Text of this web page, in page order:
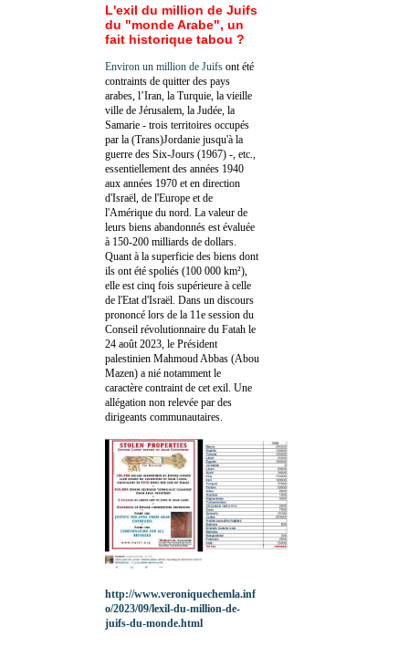
L'exil du million de Juifs
du "monde Arabe", un
fait historique tabou ?
Environ un million de Juifs ont été
contraints de quitter des pays
arabes, l’Iran, la Turquie, la vieille
ville de Jérusalem, la Judée, la
Samarie - trois territoires occupés
par la (Trans)Jordanie jusqu'à la
guerre des Six-Jours (1967) -, etc.,
essentiellement des années 1940
aux années 1970 et en direction
d'Israël, de l'Europe et de
l'Amérique du nord. La valeur de
leurs biens abandonnés est évaluée
à 150-200 milliards de dollars.
Quant à la superficie des biens dont
ils ont été spoliés (100 000 km²),
elle est cinq fois supérieure à celle
de l'Etat d'Israël. Dans un discours
prononcé lors de la 11e session du
Conseil révolutionnaire du Fatah le
24 août 2023, le Président
palestinien Mahmoud Abbas (Abou
Mazen) a nié notamment le
caractère contraint de cet exil. Une
allégation non relevée par des
dirigeants communautaires.
http://www.veroniquechemla.inf
o/2023/09/lexil-du-million-de-
juifs-du-monde.html